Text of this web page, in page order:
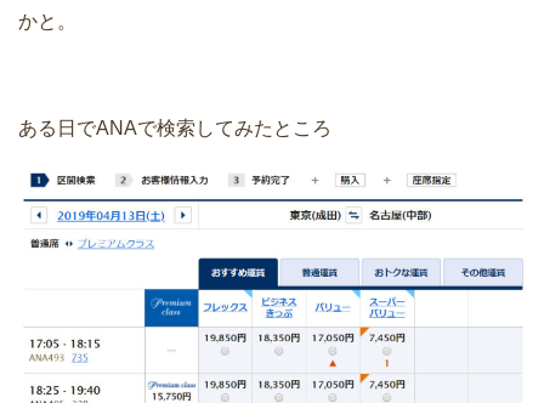
かと。
ある日でANAで検索してみたところ